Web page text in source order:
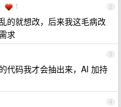
2
1
的就想改，后来我这毛病改
求
3
代码我才会抽出来，AI 加持
4